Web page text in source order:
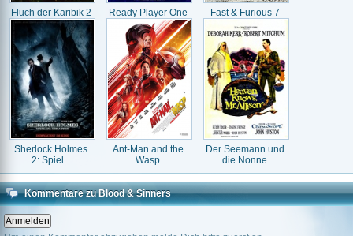
Fluch der Karibik 2 Ready Player One Fast & Furious 7
Sherlock Holmes
2: Spiel ..
Ant-Man and the
Wasp
Der Seemann und
die Nonne
Kommentare zu Blood & Sinners